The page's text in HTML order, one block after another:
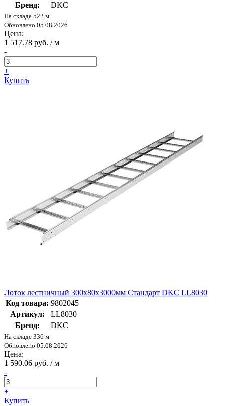
Бренд:
DKC
На складе 522 м
Обновлено 05.08.2026
Цена:
1 517.78 руб. / м
-
+
Купить
Лоток лестничный 300х80х3000мм Стандарт DKC LL8030
Код товара: 9802045
Артикул:
LL8030
Бренд:
DKC
На складе 336 м
Обновлено 05.08.2026
Цена:
1 590.06 руб. / м
-
+
Купить